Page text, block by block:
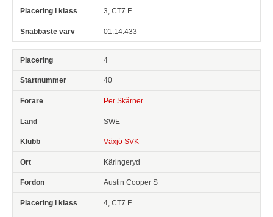
3, CT7 F
01:14.433
4
40
Per Skårner
SWE
Växjö SVK
Käringeryd
Austin Cooper S
4, CT7 F